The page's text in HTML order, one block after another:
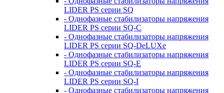
LIDER PS серии SQ
- Однофазные стабилизаторы напряжения
LIDER PS серии SQ-C
- Однофазные стабилизаторы напряжения
LIDER PS серии SQ-DeLUXe
- Однофазные стабилизаторы напряжения
LIDER PS серии SQ-E
- Однофазные стабилизаторы напряжения
LIDER PS серии SQ-I
- Однофазные стабилизаторы напряжения